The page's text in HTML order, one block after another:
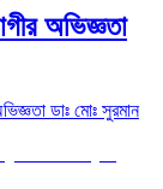
অভিজ্ঞতা
ডাঃ মোঃ সুরমান